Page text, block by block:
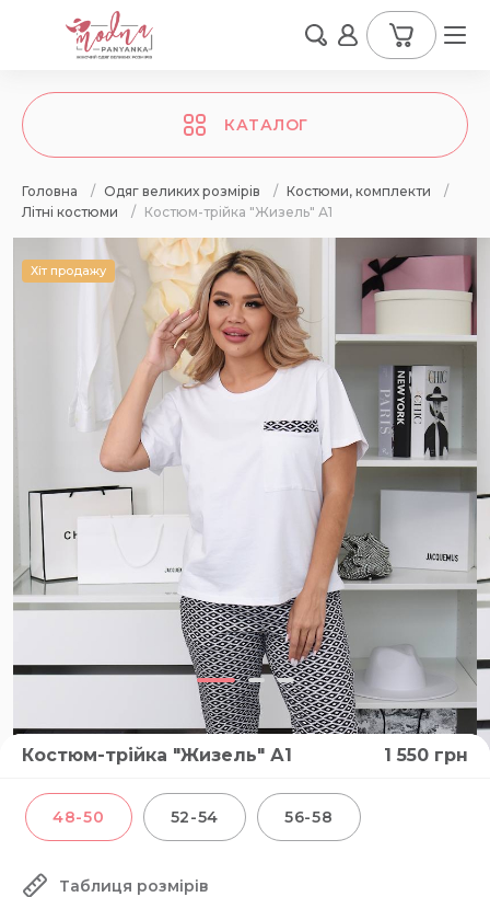
КАТАЛОГ
Головна / Одяг великих розмірів / Костюми, комплекти
/
Літні костюми
/ Костюм-трійка "Жизель" А1
Хіт продажу
Костюм-трійка "Жизель" А1 1 550 грн
48-50 52-54 56-58
Таблиця розмірів